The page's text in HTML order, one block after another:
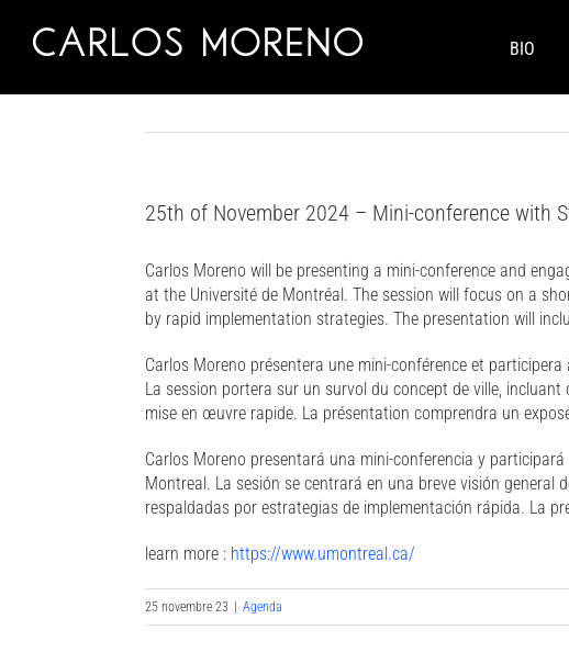
content
BIO
25th of November 2024 – Mini-conference with
Carlos Moreno will be presenting a mini-conference and
at the Université de Montréal. The session will focus on a
by rapid implementation strategies. The presentation will
Carlos Moreno présentera une mini-conférence et
La session portera sur un survol du concept de ville,
mise en œuvre rapide. La présentation comprendra un
Carlos Moreno presentará una mini-conferencia y
Montreal. La sesión se centrará en una breve visión
respaldadas por estrategias de implementación rápida. La
learn more : https://www.umontreal.ca/
25 novembre 23 Agenda